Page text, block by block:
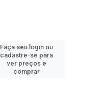
Faça seu login ou
cadastre-se para
ver preços e
comprar